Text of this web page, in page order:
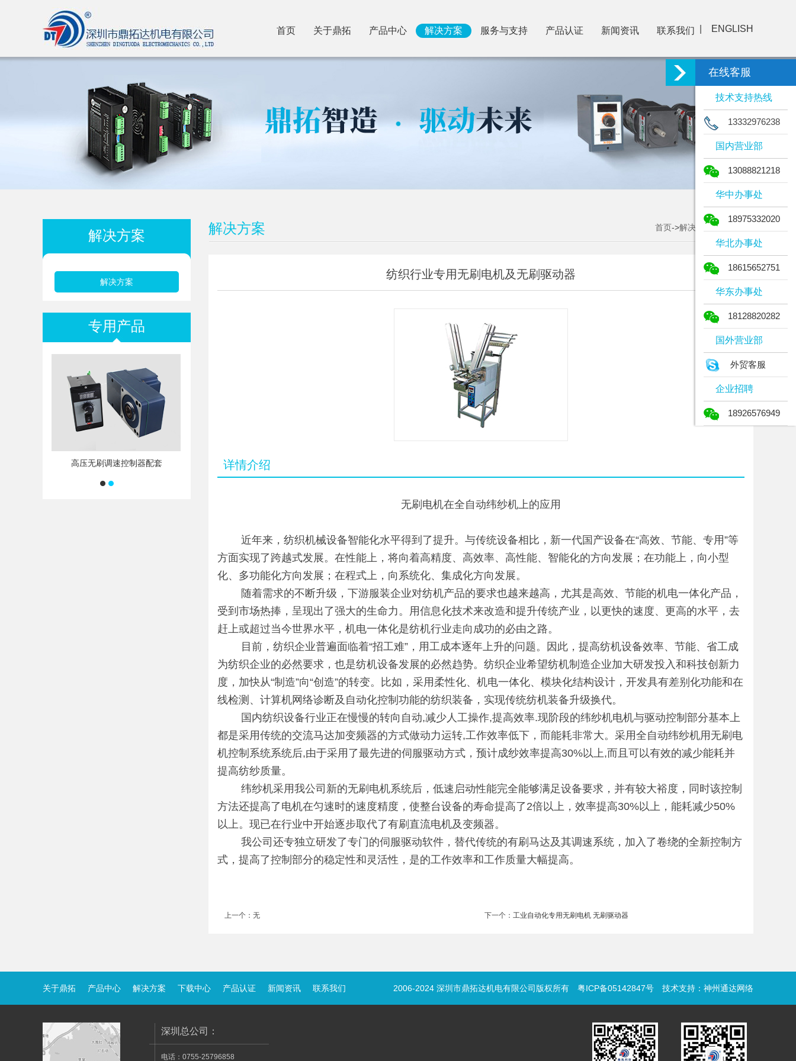
首页 关于鼎拓 产品中心 解决方案 服务与支持 产品认证 新闻资讯 联系我们 ENGLISH
解决方案
解决方案
专用产品
高压无刷调速控制器配套
首页->解决方案->解决方案
解决方案
纺织行业专用无刷电机及无刷驱动器
详情介绍
无刷电机在全自动纬纱机上的应用
近年来，纺织机械设备智能化水平得到了提升。与传统设备相比，新一代国产设备在“高效、节能、专用”等
方面实现了跨越式发展。在性能上，将向着高精度、高效率、高性能、智能化的方向发展；在功能上，向小型
化、多功能化方向发展；在程式上，向系统化、集成化方向发展。
随着需求的不断升级，下游服装企业对纺机产品的要求也越来越高，尤其是高效、节能的机电一体化产品，
受到市场热捧，呈现出了强大的生命力。用信息化技术来改造和提升传统产业，以更快的速度、更高的水平，去
赶上或超过当今世界水平，机电一体化是纺机行业走向成功的必由之路。
目前，纺织企业普遍面临着“招工难”，用工成本逐年上升的问题。因此，提高纺机设备效率、节能、省工成
为纺织企业的必然要求，也是纺机设备发展的必然趋势。纺织企业希望纺机制造企业加大研发投入和科技创新力
度，加快从“制造”向“创造”的转变。比如，采用柔性化、机电一体化、模块化结构设计，开发具有差别化功能和在
线检测、计算机网络诊断及自动化控制功能的纺织装备，实现传统纺机装备升级换代。
国内纺织设备行业正在慢慢的转向自动,减少人工操作,提高效率.现阶段的纬纱机电机与驱动控制部分基本上
都是采用传统的交流马达加变频器的方式做动力运转,工作效率低下，而能耗非常大。采用全自动纬纱机用无刷电
机控制系统系统后,由于采用了最先进的伺服驱动方式，预计成纱效率提高30%以上,而且可以有效的减少能耗并
提高纺纱质量。
纬纱机采用我公司新的无刷电机系统后，低速启动性能完全能够满足设备要求，并有较大裕度，同时该控制
方法还提高了电机在匀速时的速度精度，使整台设备的寿命提高了2倍以上，效率提高30%以上，能耗减少50%
以上。现已在行业中开始逐步取代了有刷直流电机及变频器。
我公司还专独立研发了专门的伺服驱动软件，替代传统的有刷马达及其调速系统，加入了卷绕的全新控制方
式，提高了控制部分的稳定性和灵活性，是的工作效率和工作质量大幅提高。
上一个： 无 下一个：工业自动化专用无刷电机 无刷驱动器
关于鼎拓 产品中心 解决方案 下载中心 产品认证 新闻资讯 联系我们 2006-2024 深圳市鼎拓达机电有限公司版权所有 粤ICP备05142847号 技术支持： 神州通达网络
深圳总公司：
电话：0755-25796858
在线客服
技术支持热线
13332976238
国内营业部
13088821218
华中办事处
18975332020
华北办事处
18615652751
华东办事处
18128820282
国外营业部
外贸客服
企业招聘
18926576949